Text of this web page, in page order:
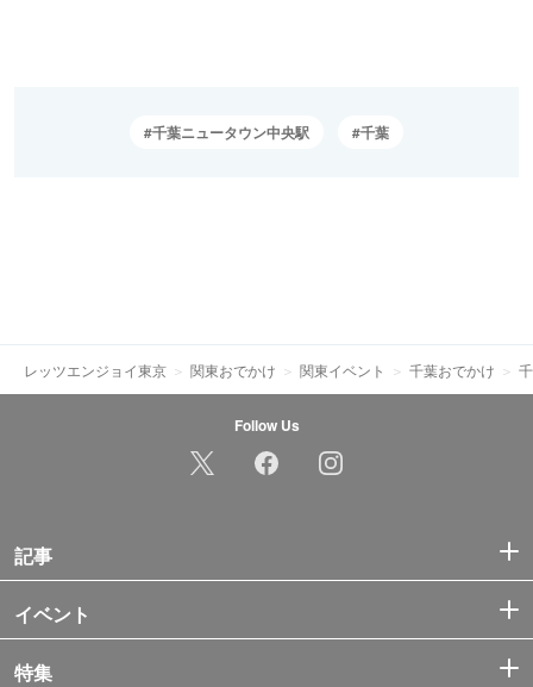
千葉ニュータウン中央駅 千葉
レッツエンジョイ東京 関東おでかけ 関東イベント 千葉おでかけ
Follow Us
記事
イベント
特集